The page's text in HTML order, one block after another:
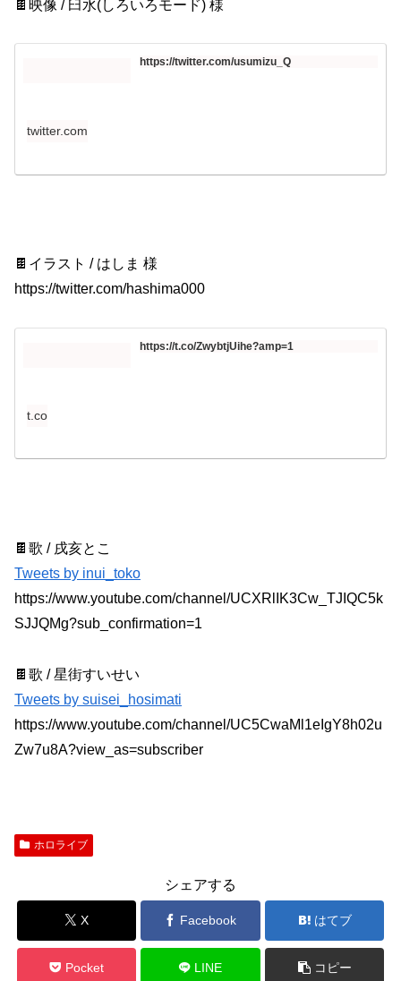
🍫映像 / 臼水(しろいろモード) 様
https://twitter.com/usumizu_Q
twitter.com
🍫イラスト / はしま 様
https://twitter.com/hashima000​
https://t.co/ZwybtjUihe?amp=1
t.co
🍫歌 / 戌亥とこ
Tweets by inui_toko
https://www.youtube.com/channel/UCXRlIK3Cw_TJIQC5k
SJJQMg?sub_confirmation=1
🍫歌 / 星街すいせい
Tweets by suisei_hosimati
https://www.youtube.com/channel/UC5CwaMl1eIgY8h02u
Zw7u8A?view_as=subscriber
ホロライブ
シェアする
X Facebook はてブ
Pocket LINE コピー